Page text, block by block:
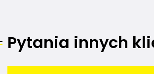
Pytania innych